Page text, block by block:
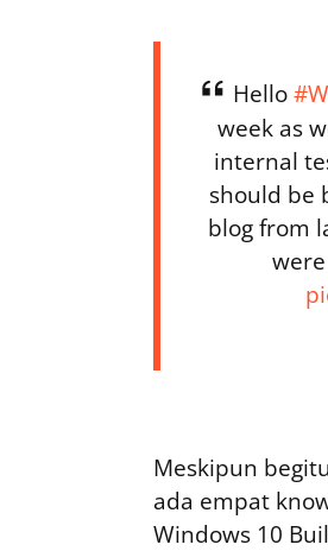
Hello
week as
internal
should be
blog from
Meskipun
ada empat
Windows 10